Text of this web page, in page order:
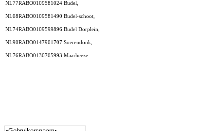
NL77RABO0109581024 Budel,
NL08RABO0109581490 Budel-schoot,
NL74RABO0109599896 Budel Dorplein,
NL90RABO0147901707 Soerendonk,
NL76RABO0130705993 Maarheeze.